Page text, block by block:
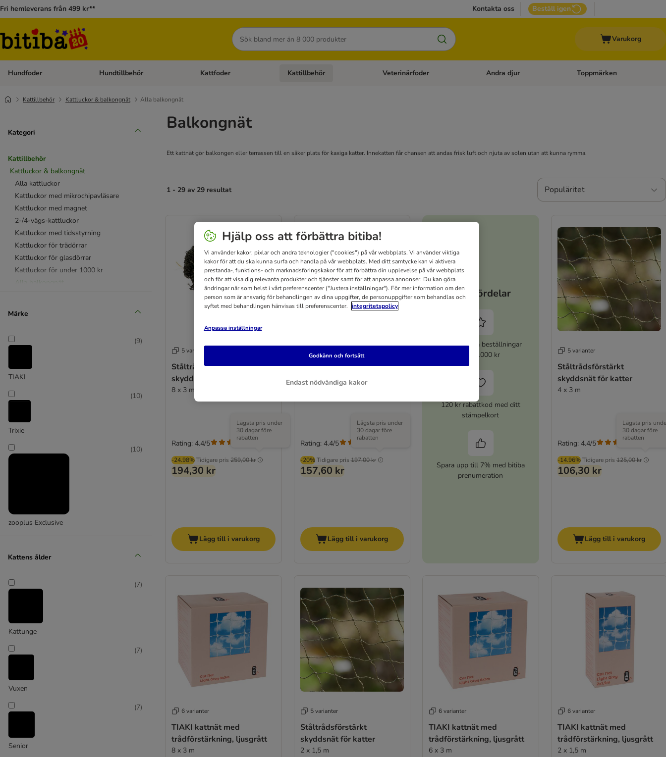
Fri hemleverans från 499 kr** Kontakta oss Beställ igen
Sök
Varukorg
Hundfoder Open category menu: Hundfoder
Hundtillbehör Open category menu: Hundtillbehör
Kattfoder Open category menu: Kattfoder
Kattillbehör Open category menu: Kattillbehör
Veterinärfoder Open category menu: Veterinärfoder
Andra djur Open category menu: Andra
Toppmärken
Kattillbehör Kattluckor & balkongnät Alla balkongnät
Kategori
Kattillbehör
Kattluckor & balkongnät
Alla kattluckor
Kattluckor med mikrochipavläsare
Kattluckor med magnet
2-/4-vägs-kattluckor
Kattluckor med tidsstyrning
Kattluckor för trädörrar
Kattluckor för glasdörrar
Kattluckor för under 1000 kr
Utomhustoalett
Staywell
Cat Mate
Märke
TIAKI
(9)
Trixie
(10)
zooplus Exclusive
(10)
Kattens ålder
Kattunge
(7)
Vuxen
(7)
Senior
(7)
Balkongnät
Ett kattnät gör balkongen eller terrassen till en säker plats för kaxiga katter. Innekatten får chansen att andas frisk luft och njuta av solen utan att kunna rymma.
1 - 29 av 29 resultat Populäritet
5 varianter
Ståltrådsförstärkt
skyddsnät för katter
8 x 3 m
-24.98%Tidigare pris 259,00 kr
Lägsta pris under
30 dagar före
rabatten
194,30 kr
Rating: 4.4/5
Lägg till i varukorg
Ståltrådsförstärkt
skyddsnät för katter
-20% Tidigare pris 197,00 kr
Lägsta pris under
30 dagar före
rabatten
157,60 kr
Rating: 4.4/5
Lägg till i varukorg
Dina fördelar
5% rabatt på beställningar
över 1000 kr
120 kr rabattkod med ditt
stämpelkort
Spara upp till 7% med bitiba
prenumeration
5 varianter
Ståltrådsförstärkt
skyddsnät för katter
4 x 3 m
-14.96% Tidigare pris 125,00 kr
Lägsta pris
30 dagar före
rabatten
106,30 kr
Rating: 4.4/5
Lägg till i varukorg
6 varianter
TIAKI kattnät med
trådförstärkning, ljusgrått
8 x 3 m
5 varianter
Ståltrådsförstärkt
skyddsnät för katter
2 x 1,5 m
6 varianter
TIAKI kattnät med
trådförstärkning, ljusgrått
6 x 3 m
6 varianter
TIAKI kattnät med
trådförstärkning, ljusgrått
2 x 1,5 m
Hjälp oss att förbättra bitiba!
Vi använder kakor, pixlar och andra teknologier ("cookies") på vår webbplats. Vi använder viktiga
kakor för att du ska kunna surfa och handla på vår webbplats. Med ditt samtycke kan vi aktivera
prestanda-, funktions- och marknadsföringskakor för att förbättra din upplevelse på vår webbplats
och för att visa dig relevanta produkter och tjänster samt för att anpassa annonser. Du kan göra
ändringar när som helst i vårt preferenscenter ("Justera inställningar"). För mer information om den
person som är ansvarig för behandlingen av dina uppgifter, de personuppgifter som behandlas och
syftet med behandlingen hänvisas till preferenscenter. integritetspolicy
Anpassa inställningar
Endast nödvändiga kakor
Godkänn och fortsätt